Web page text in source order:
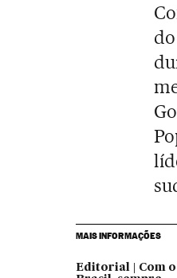
MAIS INFORMAÇÕES
Editorial | Com o